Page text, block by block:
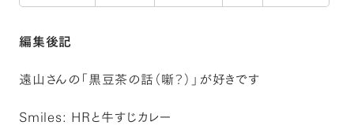
編集後記
遠山さんの「黒豆茶の話（噺？）」が好きです
Smiles: HRと牛すじカレー